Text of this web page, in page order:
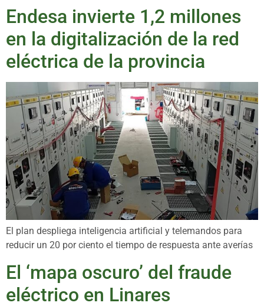
Endesa invierte 1,2 millones
en la digitalización de la red
eléctrica de la provincia
El plan despliega inteligencia artificial y telemandos para
reducir un 20 por ciento el tiempo de respuesta ante averías
El ‘mapa oscuro’ del fraude
eléctrico en Linares